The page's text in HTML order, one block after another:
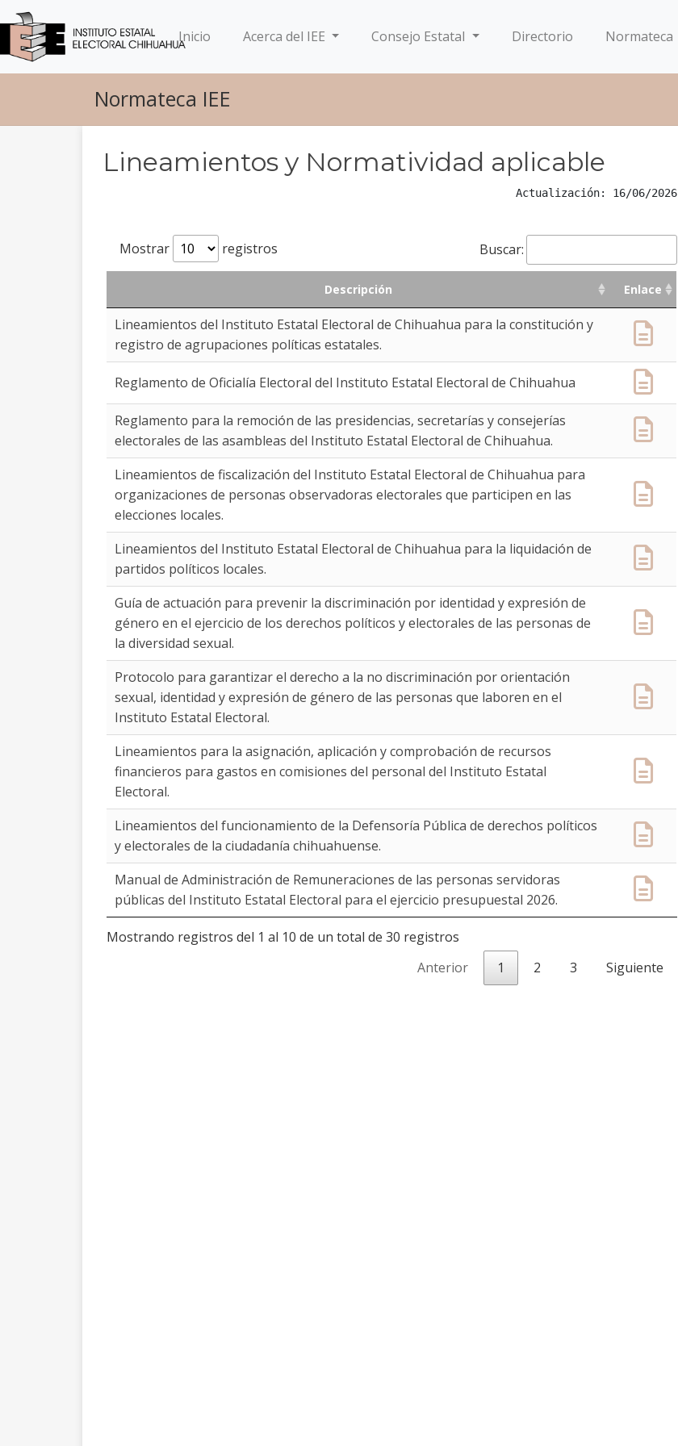
Inicio(current)Acerca del IEE Consejo Estatal Directorio Normateca
Normateca IEE
Lineamientos y Normatividad aplicable
Actualización: 16/06/2026
Mostrar registros Buscar:
Descripción
Enlace
Descripción
Enlace
Lineamientos del Instituto Estatal Electoral de Chihuahua para la constitución y
registro de agrupaciones políticas estatales.
Reglamento de Oficialía Electoral del Instituto Estatal Electoral de Chihuahua
Reglamento para la remoción de las presidencias, secretarías y consejerías
electorales de las asambleas del Instituto Estatal Electoral de Chihuahua.
Lineamientos de fiscalización del Instituto Estatal Electoral de Chihuahua para
organizaciones de personas observadoras electorales que participen en las
elecciones locales.
Lineamientos del Instituto Estatal Electoral de Chihuahua para la liquidación de
partidos políticos locales.
Guía de actuación para prevenir la discriminación por identidad y expresión de
género en el ejercicio de los derechos políticos y electorales de las personas de
la diversidad sexual.
Protocolo para garantizar el derecho a la no discriminación por orientación
sexual, identidad y expresión de género de las personas que laboren en el
Instituto Estatal Electoral.
Lineamientos para la asignación, aplicación y comprobación de recursos
financieros para gastos en comisiones del personal del Instituto Estatal
Electoral.
Lineamientos del funcionamiento de la Defensoría Pública de derechos políticos
y electorales de la ciudadanía chihuahuense.
Manual de Administración de Remuneraciones de las personas servidoras
públicas del Instituto Estatal Electoral para el ejercicio presupuestal 2026.
Mostrando registros del 1 al 10 de un total de 30 registros
Anterior
1 2 3 Siguiente